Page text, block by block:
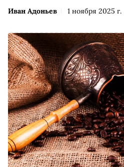
Иван Адоньев 1 ноября 2025 г.